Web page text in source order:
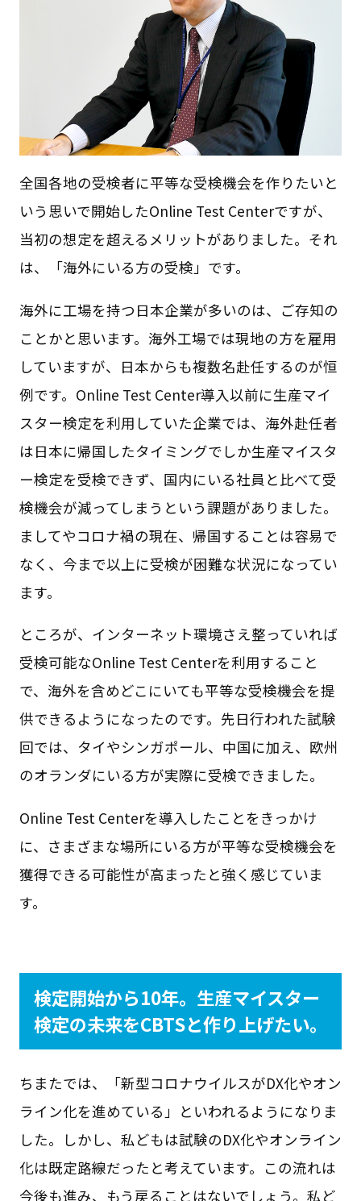
全国各地の受検者に平等な受検機会を作りたいと
いう思いで開始したOnline Test Centerですが、
当初の想定を超えるメリットがありました。それ
は、「海外にいる方の受検」です。
海外に工場を持つ日本企業が多いのは、ご存知の
ことかと思います。海外工場では現地の方を雇用
していますが、日本からも複数名赴任するのが恒
例です。Online Test Center導入以前に生産マイ
スター検定を利用していた企業では、海外赴任者
は日本に帰国したタイミングでしか生産マイスタ
ー検定を受検できず、国内にいる社員と比べて受
検機会が減ってしまうという課題がありました。
ましてやコロナ禍の現在、帰国することは容易で
なく、今まで以上に受検が困難な状況になってい
ます。
ところが、インターネット環境さえ整っていれば
受検可能なOnline Test Centerを利用すること
で、海外を含めどこにいても平等な受検機会を提
供できるようになったのです。先日行われた試験
回では、タイやシンガポール、中国に加え、欧州
のオランダにいる方が実際に受検できました。
Online Test Centerを導入したことをきっかけ
に、さまざまな場所にいる方が平等な受検機会を
獲得できる可能性が高まったと強く感じていま
す。
検定開始から10年。生産マイスター
検定の未来をCBTSと作り上げたい。
ちまたでは、「新型コロナウイルスがDX化やオン
ライン化を進めている」といわれるようになりま
した。しかし、私どもは試験のDX化やオンライン
化は既定路線だったと考えています。この流れは
今後も進み、もう戻ることはないでしょう。私ど